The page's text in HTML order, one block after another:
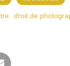
droit de